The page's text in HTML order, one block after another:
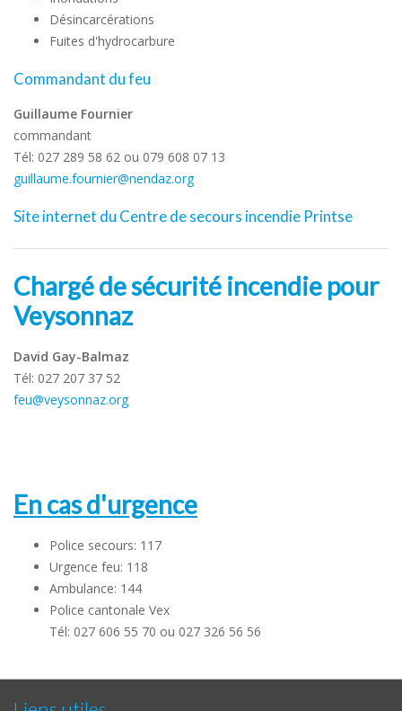
Désincarcérations
Fuites d'hydrocarbure
Commandant du feu
Guillaume Fournier
commandant
Tél: 027 289 58 62 ou 079 608 07 13
guillaume.fournier@nendaz.org
Site internet du Centre de secours incendie Printse
Chargé de sécurité incendie pour
Veysonnaz
David Gay-Balmaz
Tél: 027 207 37 52
feu@veysonnaz.org
En cas d'urgence
Police secours: 117
Urgence feu: 118
Ambulance: 144
Police cantonale Vex
Tél: 027 606 55 70 ou 027 326 56 56